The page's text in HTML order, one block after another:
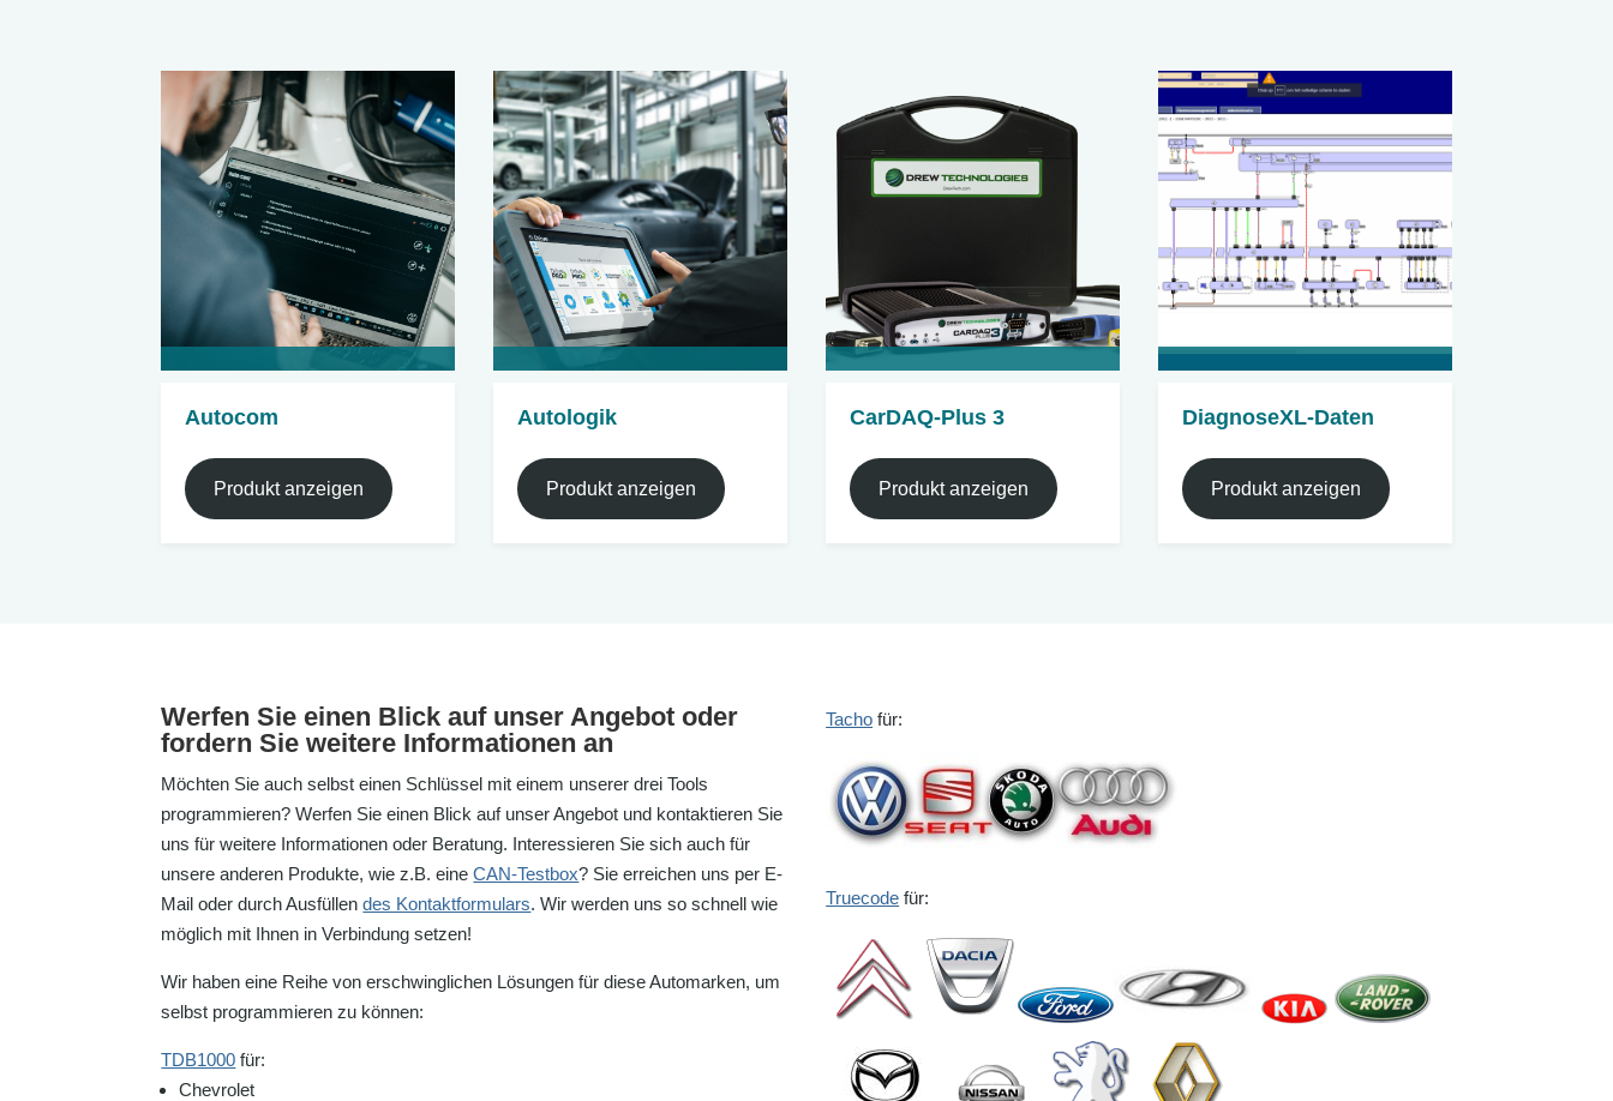
Autocom
Produkt anzeigen
Autologik
Produkt anzeigen
CarDAQ-Plus 3
Produkt anzeigen
DiagnoseXL-Daten
Produkt anzeigen
Werfen Sie einen Blick auf unser Angebot oder
fordern Sie weitere Informationen an
Möchten Sie auch selbst einen Schlüssel mit einem unserer drei Tools
programmieren? Werfen Sie einen Blick auf unser Angebot und kontaktieren Sie
uns für weitere Informationen oder Beratung. Interessieren Sie sich auch für
unsere anderen Produkte, wie z.B. eineCAN-Testbox? Sie erreichen uns per E-
Mail oder durch Ausfüllendes Kontaktformulars. Wir werden uns so schnell wie
möglich mit Ihnen in Verbindung setzen!
Wir haben eine Reihe von erschwinglichen Lösungen für diese Automarken, um
selbst programmieren zu können:
TDB1000 für:
Chevrolet
Tacho für:
Truecode für: